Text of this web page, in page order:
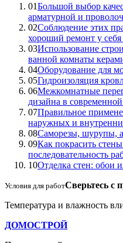
01Большой выбор
арматурной и
02Соблюдение этих
хороший ремонт у себя
03Использование
ванной комнаты
04Оборудование для
05Гидроизоляция
06Межкомнатные
дизайна в
07Правильное
наружных и
08Саморезы, шурупы,
09Как покрасить
последовательность
10Отделка стен: обои
Условия для работСверьтесь с
Температура и влажность
ДОМОСТРОЙ